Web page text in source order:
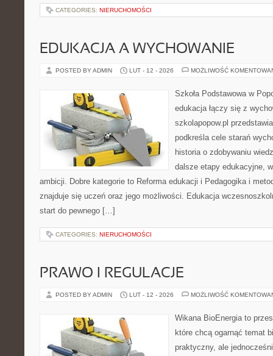
CATEGORIES: NIERUCHOMOŚCI
EDUKACJA A WYCHOWANIE
POSTED BY ADMIN LUT - 12 - 2026 MOŻLIWOŚĆ
Szkoła Podstawowa w
edukacja łączy się z
szkolapopow.pl
podkreśla cele starań
historia o zdobywaniu
dalsze etapy edukacyjne,
ambicji. Dobre kategorie to Reforma edukacji i Pedagogika i
znajduje się uczeń oraz jego możliwości. Edukacja
start do pewnego […]
CATEGORIES: NIERUCHOMOŚCI
PRAWO I REGULACJE
POSTED BY ADMIN LUT - 12 - 2026 MOŻLIWOŚĆ
Wikana BioEnergia to
które chcą ogarnąć temat
praktyczny, ale